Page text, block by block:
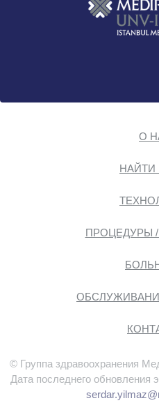
О
НАЙТИ
ПРОЦЕДУРЫ
© Группа здравоохранения
Дата последнего обновления